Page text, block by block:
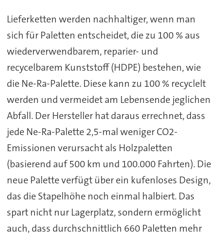
Lieferketten werden nachhaltiger, wenn man
sich für Paletten entscheidet, die zu 100 % aus
wiederverwendbarem, reparier- und
recycelbarem Kunststoff (HDPE) bestehen, wie
die Ne-Ra-Palette. Diese kann zu 100 % recyclelt
werden und vermeidet am Lebensende jeglichen
Abfall. Der Hersteller hat daraus errechnet, dass
jede Ne-Ra-Palette 2,5-mal weniger CO2-
Emissionen verursacht als Holzpaletten
(basierend auf 500 km und 100.000 Fahrten). Die
neue Palette verfügt über ein kufenloses Design,
das die Stapelhöhe noch einmal halbiert. Das
spart nicht nur Lagerplatz, sondern ermöglicht
auch, dass durchschnittlich 660 Paletten mehr